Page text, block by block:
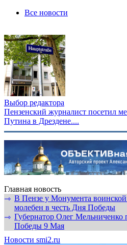
Все новости
Выбор редактора
Пензенский журналист посетил
Путина в Дрездене....
Главная новость
⇾ В Пензе у Монумента
молебен в честь Дня Победы
⇾ Губернатор Олег Мельниченко
Победы 9 Мая
Новости smi2.ru